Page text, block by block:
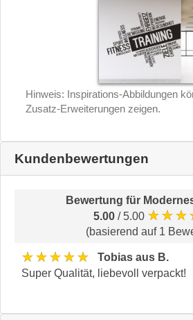
Hinweis: Inspirations-Abbildungen
Zusatz-Erweiterungen zeigen.
Kundenbewertungen
Bewertung für
5.00 / 5.00
(basierend auf 1
★★★★★
Tobias aus B.
Super Qualität, liebevoll verpackt!